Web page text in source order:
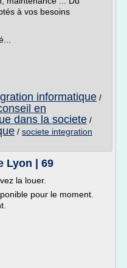
à vos besoins
informatique /
en
dans la societe /
/ societe integration
Lyon | 69
la louer.
pour le moment.